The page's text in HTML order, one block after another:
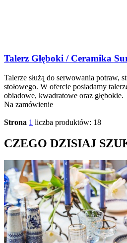
Talerz Głęboki / Ceramika
Talerze służą do serwowania potraw,
stołowego. W ofercie posiadamy
obiadowe, kwadratowe oraz głębokie.
Na zamówienie
Strona 1 liczba produktów: 18
CZEGO DZISIAJ